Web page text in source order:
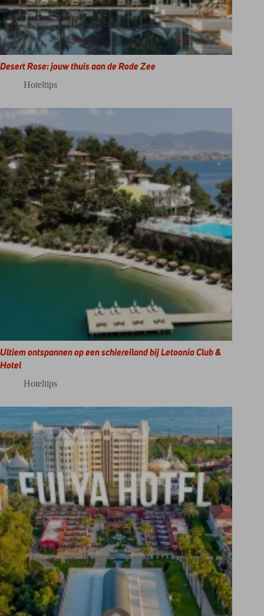
Desert Rose: jouw thuis aan de Rode Zee
Hoteltips
Ultiem ontspannen op een schiereiland bij Letoonia Club &
Hotel
Hoteltips